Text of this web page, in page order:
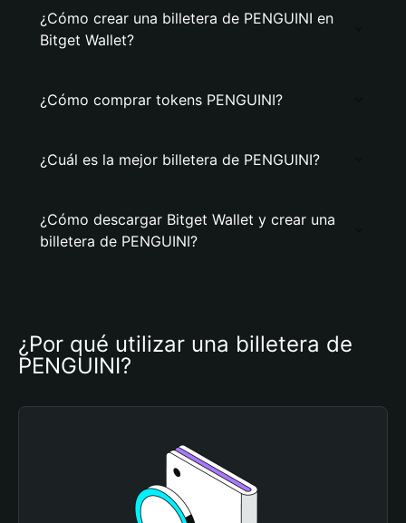
¿Cómo crear una billetera de PENGUINI en
Bitget Wallet?
¿Cómo comprar tokens PENGUINI?
¿Cuál es la mejor billetera de PENGUINI?
¿Cómo descargar Bitget Wallet y crear una
billetera de PENGUINI?
¿Por qué utilizar una billetera de
PENGUINI?